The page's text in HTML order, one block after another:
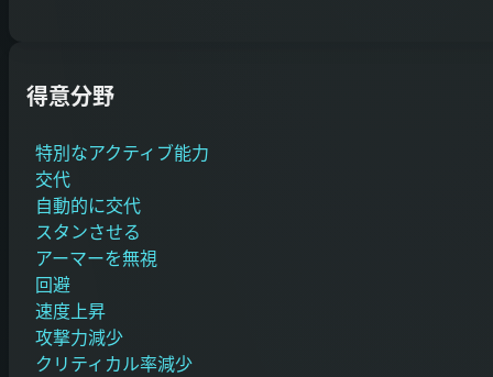
得意分野
特別なアクティブ能力
交代
自動的に交代
スタンさせる
アーマーを無視
回避
速度上昇
攻撃力減少
クリティカル率減少